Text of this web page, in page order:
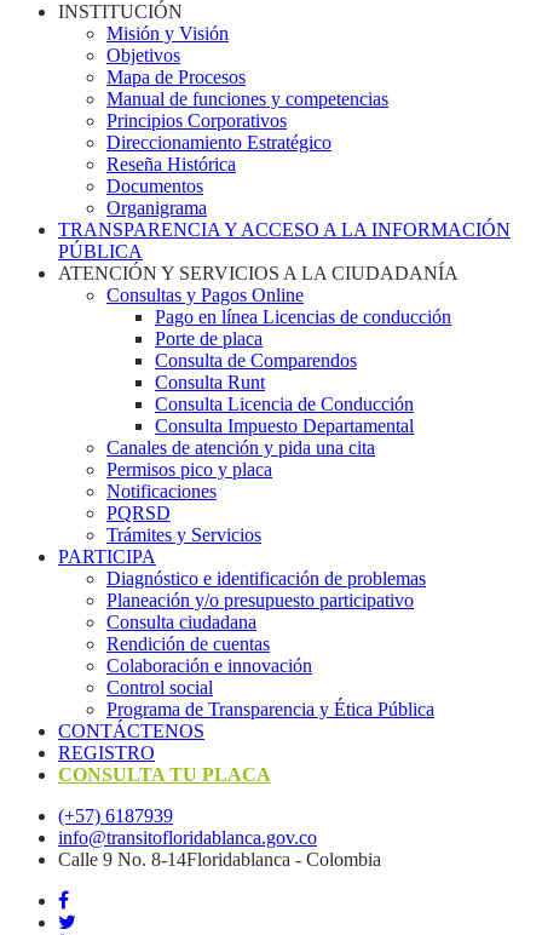
INSTITUCIÓN
Misión y Visión
Objetivos
Mapa de Procesos
Manual de funciones y competencias
Principios Corporativos
Direccionamiento Estratégico
Reseña Histórica
Documentos
Organigrama
TRANSPARENCIA Y ACCESO A LA INFORMACIÓN
PÚBLICA
ATENCIÓN Y SERVICIOS A LA CIUDADANÍA
Consultas y Pagos Online
Pago en línea Licencias de conducción
Porte de placa
Consulta de Comparendos
Consulta Runt
Consulta Licencia de Conducción
Consulta Impuesto Departamental
Canales de atención y pida una cita
Permisos pico y placa
Notificaciones
PQRSD
Trámites y Servicios
PARTICIPA
Diagnóstico e identificación de problemas
Planeación y/o presupuesto participativo​
Consulta ciudadana
Rendición de cuentas
Colaboración e innovación
Control social
Programa de Transparencia y Ética Pública
CONTÁCTENOS
REGISTRO
CONSULTA TU PLACA
(+57) 6187939
info@transitofloridablanca.gov.co
Calle 9 No. 8-14Floridablanca - Colombia